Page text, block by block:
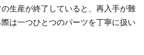
生産が終了していると、再入手が難
は一つひとつのパーツを丁寧に扱い